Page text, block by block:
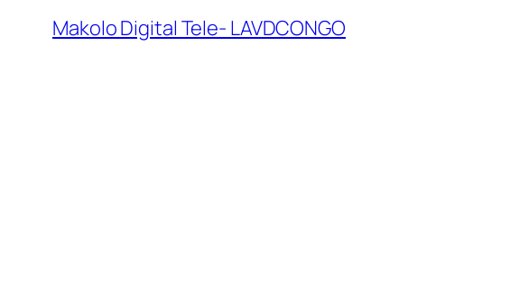
Makolo Digital Tele- LAVDCONGO